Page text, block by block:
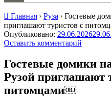
Главная › Руза › Гостевые
приглашают туристов с
Опубликовано: 29.06.2026
Оставить комментарий
Гостевые домики
Рузой приглашают
питомцами￼